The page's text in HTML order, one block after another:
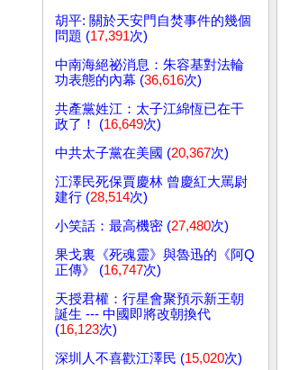
胡平: 關於天安門自焚事件的幾個
問題 (17,391次)
中南海絕祕消息：朱容基對法輪
功表態的內幕 (36,616次)
共產黨姓江：太子江綿恆已在干
政了！ (16,649次)
中共太子黨在美國 (20,367次)
江澤民死保賈慶林 曾慶紅大罵尉
建行 (28,514次)
小笑話：最高機密 (27,480次)
果戈裏《死魂靈》與魯迅的《阿Q
正傳》 (16,747次)
天授君權：行星會聚預示新王朝
誕生 --- 中國即將改朝換代
(16,123次)
深圳人不喜歡江澤民 (15,020次)